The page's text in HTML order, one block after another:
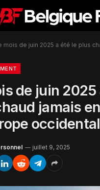
mois de juin 2025 a été le plus chaud jamais
de juin 2025
jamais
juillet 9, 2025